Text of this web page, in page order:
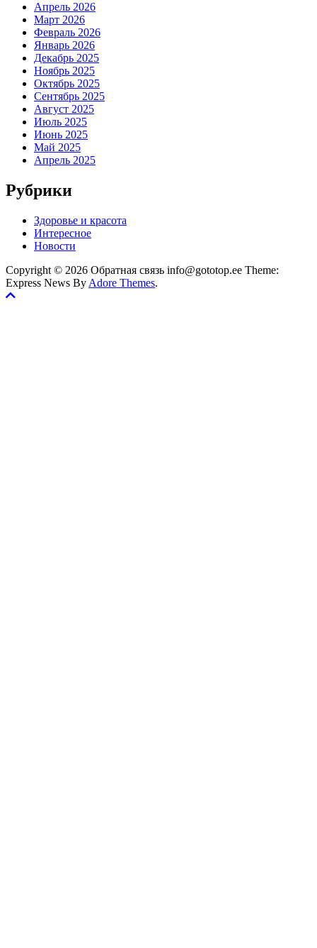
Апрель 2026
Март 2026
Февраль 2026
Январь 2026
Декабрь 2025
Ноябрь 2025
Октябрь 2025
Сентябрь 2025
Август 2025
Июль 2025
Июнь 2025
Май 2025
Апрель 2025
Рубрики
Здоровье и красота
Интересное
Новости
Copyright © 2026 Обратная связь info@gototop.ee Theme:
Express News By Adore Themes.